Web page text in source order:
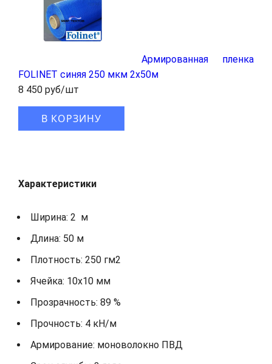
Армированная пленка
FOLINET синяя 250 мкм 2x50м
8 450 руб/шт
В КОРЗИНУ
Характеристики
Ширина: 2 м
Длина: 50 м
Плотность: 250 гм2
Ячейка: 10х10 мм
Прозрачность: 89 %
Прочность: 4 кН/м
Армирование: моноволокно ПВД